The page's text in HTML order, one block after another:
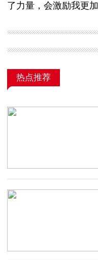
了力量，会激励我更
热点推荐